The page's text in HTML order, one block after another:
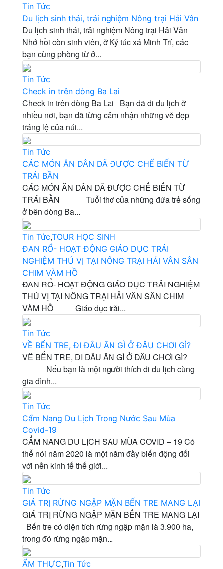
Tin Tức
Du lịch sinh thái, trải nghiệm Nông trại Hải Vân
Du lịch sinh thái, trải nghiệm Nông trại Hải Vân
Nhớ hồi còn sinh viên, ở Ký túc xá Minh Trí, các
bạn cùng phòng từ ở...
Tin Tức
Check in trên dòng Ba Lai
Check in trên dòng Ba Lai Bạn đã đi du lịch ở
nhiều nơi, bạn đã từng cảm nhận những vẻ đẹp
tráng lệ của núi...
Tin Tức
CÁC MÓN ĂN DÂN DÃ ĐƯỢC CHẾ BIẾN TỪ
TRÁI BẦN
CÁC MÓN ĂN DÂN DÃ ĐƯỢC CHẾ BIẾN TỪ
TRÁI BẦN Tuổi thơ của những đứa trẻ sống
ở bên dòng Ba...
Tin Tức,TOUR HỌC SINH
ĐAN RỔ- HOẠT ĐỘNG GIÁO DỤC TRẢI
NGHIỆM THÚ VỊ TẠI NÔNG TRẠI HẢI VÂN SÂN
CHIM VÀM HỒ
ĐAN RỔ- HOẠT ĐỘNG GIÁO DỤC TRẢI NGHIỆM
THÚ VỊ TẠI NÔNG TRẠI HẢI VÂN SÂN CHIM
VÀM HỒ Giáo dục trải...
Tin Tức
VỀ BẾN TRE, ĐI ĐÂU ĂN GÌ Ở ĐÂU CHƠI GÌ?
VỀ BẾN TRE, ĐI ĐÂU ĂN GÌ Ở ĐÂU CHƠI GÌ?
Nếu bạn là một người thích đi du lịch cùng
gia đình...
Tin Tức
Cẩm Nang Du Lịch Trong Nước Sau Mùa
Covid-19
CẨM NANG DU LỊCH SAU MÙA COVID – 19 Có
thể nói năm 2020 là một năm đầy biến động đối
với nền kinh tế thế giới...
Tin Tức
GIÁ TRỊ RỪNG NGẬP MẶN BẾN TRE MANG LẠI
GIÁ TRỊ RỪNG NGẬP MẶN BẾN TRE MANG LẠI
Bến tre có diện tích rừng ngập mặn là 3.900 ha,
trong đó rừng ngập mặn...
ẨM THỰC,Tin Tức